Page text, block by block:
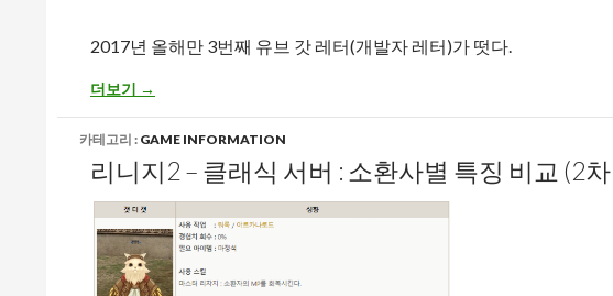
2017년 올해만 3번째 유브 갓 레터(개발자 레터)가 떳다.
리니지2 – 클래식 서버 : 2017년 11월 유브 갓 레터 후기 (소환사 중심)
더보기 →
카테고리 : GAME INFORMATION
리니지2 – 클래식 서버 : 소환사별 특징 비교 (2